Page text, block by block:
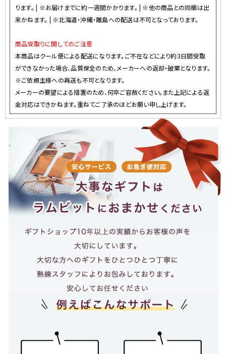
ります。 | ※お届けまでに約一週間かかります。 | ※他の商品との同梱は出
来かねます。 | ※北海道・沖縄・離島への配送は不可となっております。
商品受取りに関してのご注意
本商品はクール便による配送になります。ご不在などにより約3日間受取
ができなかった場合、品質保全のため、メーカーへの返却・破棄となります。
※ご依頼主様への再送も不可となります。
メーカーの要望による措置のため、何卒ご容赦ください。また上記による返
金対応はできかねます。重ねてご了承のほどお願い申し上げます。